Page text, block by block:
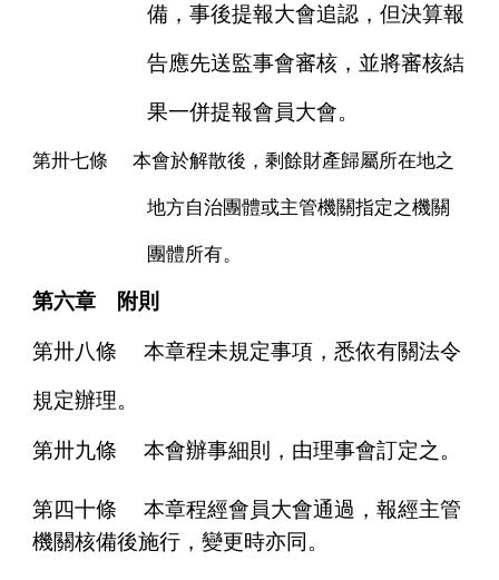
備，事後提報大會追認，但決算報
告應先送監事會審核，並將審核結
果一併提報會員大會。
第卅七條 本會於解散後，剩餘財產歸屬所在地之
地方自治團體或主管機關指定之機關
團體所有。
第六章 附則
第卅八條 本章程未規定事項，悉依有關法令
規定辦理。
第卅九條 本會辦事細則，由理事會訂定之。
第四十條
本章程經會員大會通過，報經主管
機關核備後施行，變更時亦同。